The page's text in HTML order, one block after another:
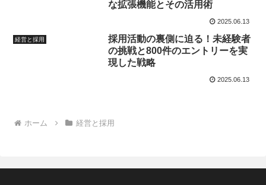
な拡張機能とその活用術
2025.06.13
経営と採用
採用活動の裏側に迫る！未経験者
の挑戦と800件のエントリーを実
現した戦略
2025.06.13
ホーム 経営と採用